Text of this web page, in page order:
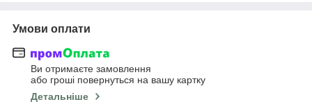
Умови оплати
Ви отримаєте замовлення
або гроші повернуться на вашу картку
Детальніше